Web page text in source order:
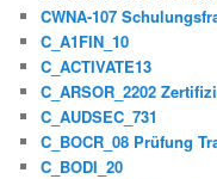
CWNA-107
C_A1FIN_10
C_ACTIVATE13
C_ARSOR_2202
C_AUDSEC_731
C_BOCR_08 Prüfung
C_BODI_20